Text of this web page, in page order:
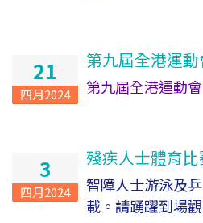
21
四月2024
第九屆全港運
第九屆全港運動
3
四月2024
殘疾人士體育
智障人士游泳及
載。請踴躍到場